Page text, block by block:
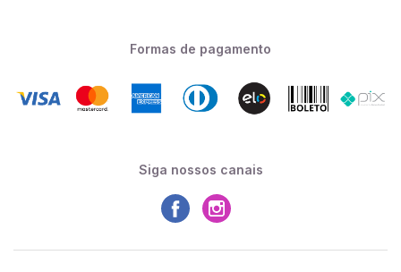
Formas de pagamento
Siga nossos canais